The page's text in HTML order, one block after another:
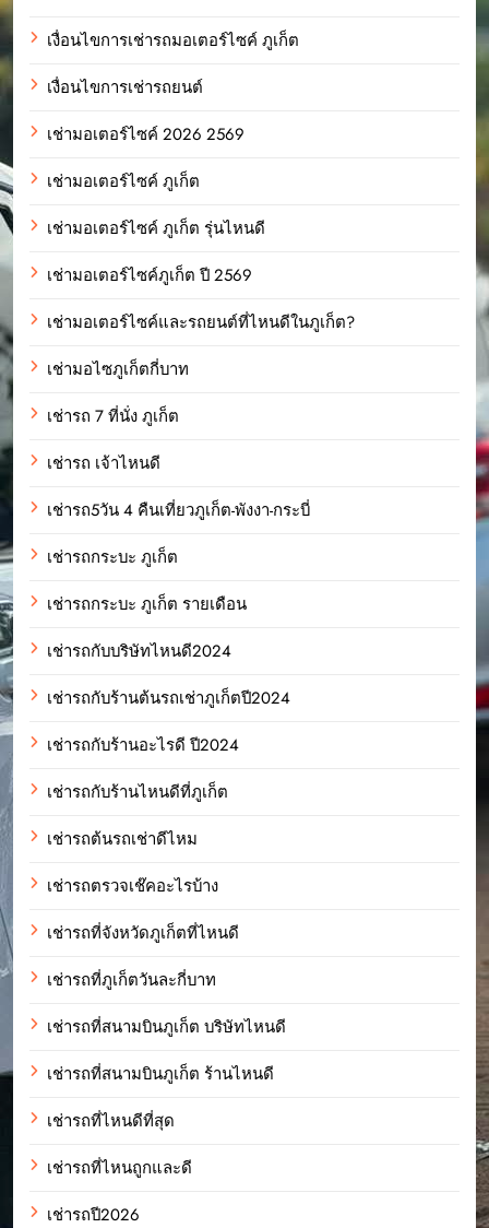
เงื่อนไขการเช่ารถมอเตอร์ไซค์ ภูเก็ต
เงื่อนไขการเช่ารถยนต์
เช่ามอเตอร์ไซค์ 2026 2569
เช่ามอเตอร์ไซค์ ภูเก็ต
เช่ามอเตอร์ไซค์ ภูเก็ต รุ่นไหนดี
เช่ามอเตอร์ไซค์ภูเก็ต ปี 2569
เช่ามอเตอร์ไซค์และรถยนต์ที่ไหนดีในภูเก็ต?
เช่ามอไซภูเก็ตกี่บาท
เช่ารถ 7 ที่นั่ง ภูเก็ต
เช่ารถ เจ้าไหนดี
เช่ารถ5วัน 4 คืนเที่ยวภูเก็ต-พังงา-กระบี่
เช่ารถกระบะ ภูเก็ต
เช่ารถกระบะ ภูเก็ต รายเดือน
เช่ารถกับบริษัทไหนดี2024
เช่ารถกับร้านต้นรถเช่าภูเก็ตปี2024
เช่ารถกับร้านอะไรดี ปี2024
เช่ารถกับร้านไหนดีที่ภูเก็ต
เช่ารถต้นรถเช่าดีไหม
เช่ารถตรวจเช๊คอะไรบ้าง
เช่ารถที่จังหวัดภูเก็ตที่ไหนดี
เช่ารถที่ภูเก็ตวันละกี่บาท
เช่ารถที่สนามบินภูเก็ต บริษัทไหนดี
เช่ารถที่สนามบินภูเก็ต ร้านไหนดี
เช่ารถที่ไหนดีที่สุด
เช่ารถที่ไหนถูกและดี
เช่ารถปี2026